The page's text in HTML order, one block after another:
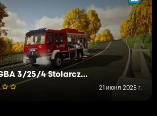
Renault D16 GBA 3/25/4 Stolarczyk JRG 1 Kalisz
21 июня 2025 г.